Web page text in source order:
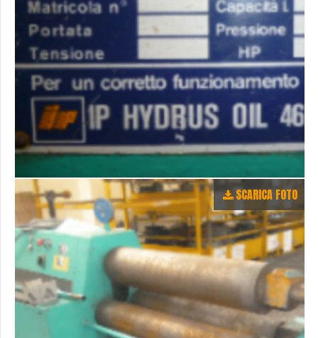
SCARICA FOTO